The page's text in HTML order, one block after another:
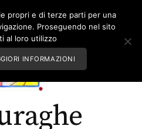
propri e di terze parti per una
Proseguendo nel sito
al loro utilizzo
INFORMAZIONI